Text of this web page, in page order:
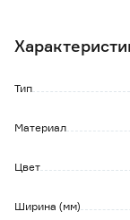
Имеет 4-х
Тип
Материал
Цвет
Ширина (мм)